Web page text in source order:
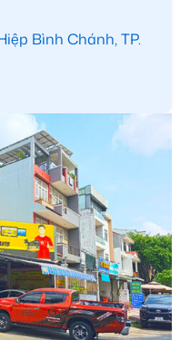
Bình Chánh, TP.